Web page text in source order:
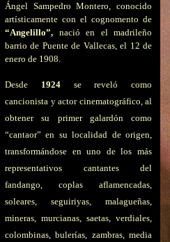
Ángel Sampedro Montero, conocido
artísticamente con el cognomento de
“Angelillo”, nació en el madrileño
barrio de Puente de Vallecas, el 12 de
enero de 1908.
Desde 1924 se reveló como
cancionista y actor cinematográfico, al
obtener su primer galardón como
“cantaor” en su localidad de origen,
transformándose en uno de los más
representativos cantantes del
fandango, coplas aflamencadas,
soleares, seguiriyas, malagueñas,
mineras, murcianas, saetas, verdiales,
colombinas, bulerías, zambras, media